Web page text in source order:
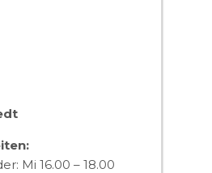
Mi 16.00 – 18.00